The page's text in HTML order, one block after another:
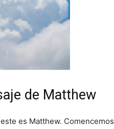
de Matthew
es Matthew. Comencemos